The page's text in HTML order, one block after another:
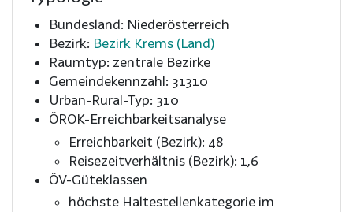
Bundesland: Niederösterreich
Bezirk: Bezirk Krems (Land)
Raumtyp: zentrale Bezirke
Gemeindekennzahl: 31310
Urban-Rural-Typ: 310
ÖROK-Erreichbarkeitsanalyse
Erreichbarkeit (Bezirk): 48
Reisezeitverhältnis (Bezirk): 1,6
ÖV-Güteklassen
höchste Haltestellenkategorie im